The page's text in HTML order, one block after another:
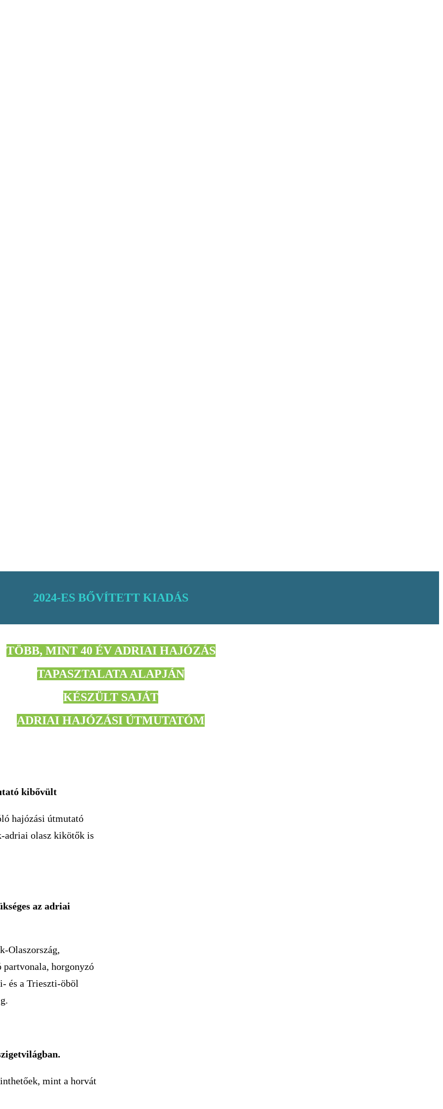
2024-ES BŐVÍTETT KIADÁS
TÖBB, MINT 40 ÉV ADRIAI HAJÓZÁS
TAPASZTALATA ALAPJÁN
KÉSZÜLT SAJÁT
ADRIAI HAJÓZÁSI ÚTMUTATÓM
kibővült
hajózási útmutató
adriai olasz kikötők is
az adriai
Olaszország,
partvonala, horgonyzó
és a Trieszti-öböl
mint a horvát